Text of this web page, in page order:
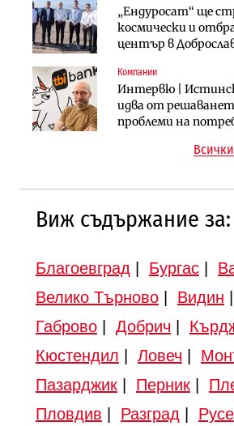
„Ендуросат“ ще
космически и
център в
Компании
Интервю |
идва от
проблеми на
Компании
„Хювефарма“
придобиване на
Инфраструктура
АПИ възложи
парцеларния план
Публични финанси
След 20 години
оценки на
Инфраструктура
Вторият мост над
езеро става част
Виж съдържание за:
Благоевград Бургас|
Велико Търново| Видин
Габрово| Добрич
Кюстендил
Ловеч
Пазарджик| Перник|
Пловдив
Разград Русе